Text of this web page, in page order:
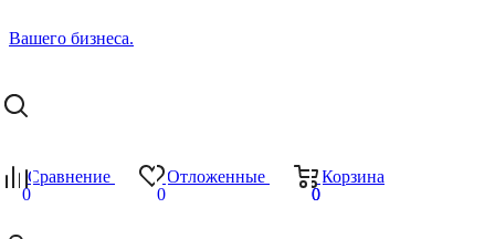
Сравнение
0
Отложенные
0
Корзина
0
0